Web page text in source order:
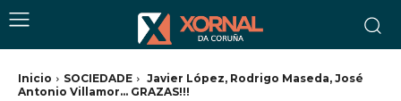
Inicio SOCIEDADE
Javier López, Rodrigo Maseda, José
Antonio Villamor... GRAZAS!!!